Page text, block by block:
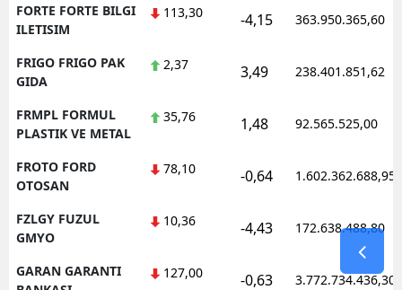
FORTE FORTE BILGI
ILETISIM
113,30 -4,15 363.950.365,60
FRIGO FRIGO PAK
GIDA
2,37 3,49 238.401.851,62
FRMPL FORMUL
PLASTIK VE METAL
35,76 1,48 92.565.525,00
FROTO FORD
OTOSAN
78,10 -0,64 1.602.362.688,95
FZLGY FUZUL
GMYO
10,36 -4,43 172.638.488,80
GARAN GARANTI
127,00 -0,63 3.772.734.436,30